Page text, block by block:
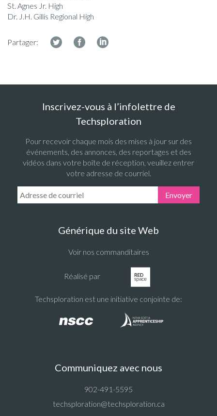
St. Agnes Jr. High
Dr. J.H. Gillis Regional High
Partager:
Inscrivez-vous à l’infolettre de
Techsploration
Pour recevoir chaque mois des mises à jour sur des
événements, des annonces, des reportages et des
vidéos dans votre boîte de réception, veuillez entrer
votre adresse de courriel.
Email Address: Envoyer
Générique du site Web
Voir nos commanditaires
Réalisé par
Techsploration est une initiative conjointe de:
Communiquez avec nous
902-491-5595
techsploration@techsploration.ca